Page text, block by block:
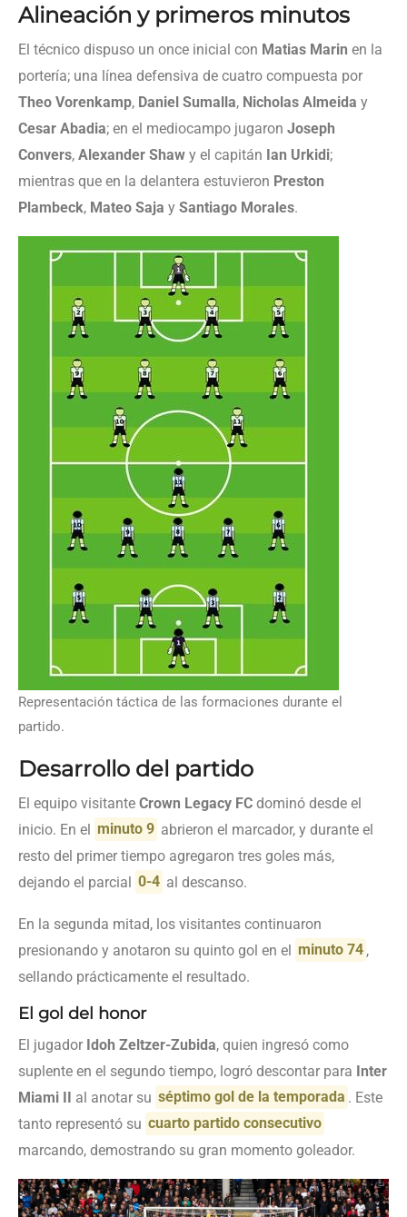
Alineación y primeros minutos
El técnico dispuso un once inicial con Matias Marin en la
portería; una línea defensiva de cuatro compuesta por
Theo Vorenkamp, Daniel Sumalla, Nicholas Almeida y
Cesar Abadia; en el mediocampo jugaron Joseph
Convers, Alexander Shaw y el capitán Ian Urkidi;
mientras que en la delantera estuvieron Preston
Plambeck, Mateo Saja y Santiago Morales.
Representación táctica de las formaciones durante el
partido.
Desarrollo del partido
El equipo visitante Crown Legacy FC dominó desde el
inicio. En el minuto 9 abrieron el marcador, y durante el
resto del primer tiempo agregaron tres goles más,
dejando el parcial 0-4 al descanso.
En la segunda mitad, los visitantes continuaron
presionando y anotaron su quinto gol en el minuto 74 ,
sellando prácticamente el resultado.
El gol del honor
El jugador Idoh Zeltzer-Zubida, quien ingresó como
suplente en el segundo tiempo, logró descontar para Inter
Miami II al anotar su séptimo gol de la temporada . Este
tanto representó su cuarto partido consecutivo
marcando, demostrando su gran momento goleador.